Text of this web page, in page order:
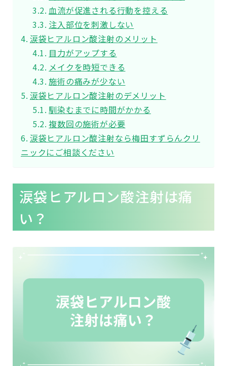
血流が促進される行動を控える
注入部位を刺激しない
涙袋ヒアルロン酸注射のメリット
目力がアップする
メイクを時短できる
施術の痛みが少ない
涙袋ヒアルロン酸注射のデメリット
馴染むまでに時間がかかる
複数回の施術が必要
涙袋ヒアルロン酸注射なら梅田すずらんクリ
ニックにご相談ください
涙袋ヒアルロン酸注射は痛
い？